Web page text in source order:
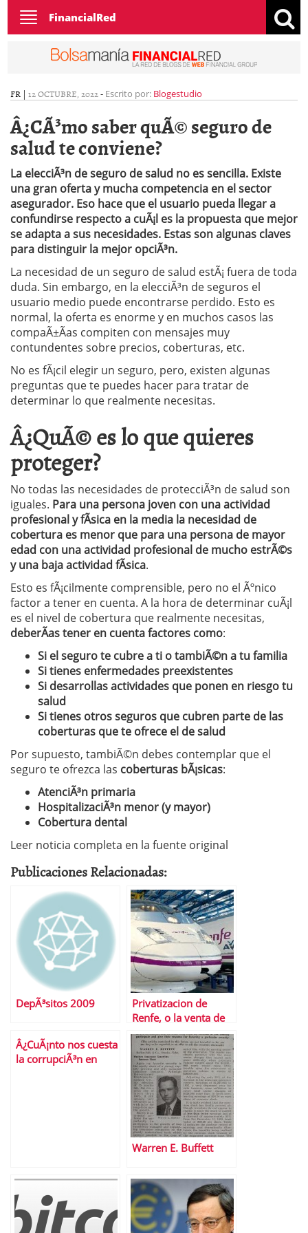
Toggle
navigation
FinancialRed
FR | 12 OCTUBRE, 2022- Escrito por: Blogestudio
Â¿CÃ³mo saber quÃ© seguro de
salud te conviene?
La elecciÃ³n de seguro de salud no es sencilla. Existe
una gran oferta y mucha competencia en el sector
asegurador. Eso hace que el usuario pueda llegar a
confundirse respecto a cuÃ¡l es la propuesta que mejor
se adapta a sus necesidades. Estas son algunas claves
para distinguir la mejor opciÃ³n.
La necesidad de un seguro de salud estÃ¡ fuera de toda
duda. Sin embargo, en la elecciÃ³n de seguros el
usuario medio puede encontrarse perdido. Esto es
normal, la oferta es enorme y en muchos casos las
compaÃ±Ã­as compiten con mensajes muy
contundentes sobre precios, coberturas, etc.
No es fÃ¡cil elegir un seguro, pero, existen algunas
preguntas que te puedes hacer para tratar de
determinar lo que realmente necesitas.
Â¿QuÃ© es lo que quieres
proteger?
No todas las necesidades de protecciÃ³n de salud son
iguales. Para una persona joven con una actividad
profesional y fÃ­sica en la media la necesidad de
cobertura es menor que para una persona de mayor
edad con una actividad profesional de mucho estrÃ©s
y una baja actividad fÃ­sica.
Esto es fÃ¡cilmente comprensible, pero no el Ãºnico
factor a tener en cuenta. A la hora de determinar cuÃ¡l
es el nivel de cobertura que realmente necesitas,
deberÃ­as tener en cuenta factores como:
Si el seguro te cubre a ti o tambiÃ©n a tu familia
Si tienes enfermedades preexistentes
Si desarrollas actividades que ponen en riesgo tu
salud
Si tienes otros seguros que cubren parte de las
coberturas que te ofrece el de salud
Por supuesto, tambiÃ©n debes contemplar que el
seguro te ofrezca las coberturas bÃ¡sicas:
AtenciÃ³n primaria
HospitalizaciÃ³n menor (y mayor)
Cobertura dental
Leer noticia completa en la fuente original
Publicaciones Relacionadas:
DepÃ³sitos 2009
Privatizacion de
Renfe, o la venta de
las joyas de la abuela
Â¿CuÃ¡nto nos cuesta
la corrupciÃ³n en
Warren E. Buffett